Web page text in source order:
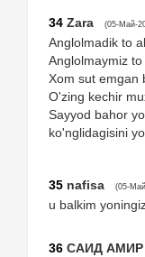
34 Zara (05-Май-
Anglolmadik to
Anglolmaymiz to
Xom sut emgan
O'zing kechir
Sayyod bahor
ko'nglidagisini
35 nafisa (05-
u balkim
36 САИД АМИР